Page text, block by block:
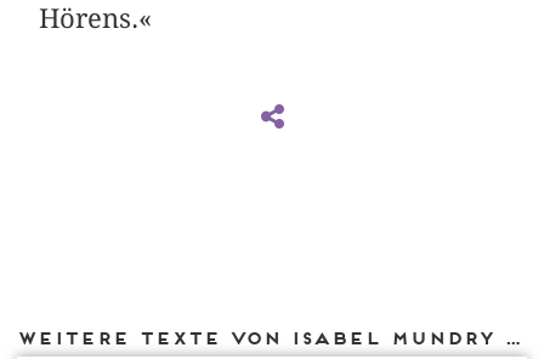
Hörens.«
Weitere Texte von Isabel Mundry bei DIAPHANES